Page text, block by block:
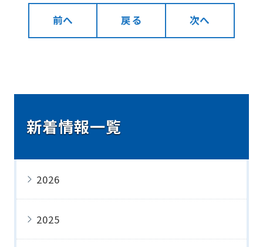
前へ 戻る 次へ
新着情報一覧
2026
2025